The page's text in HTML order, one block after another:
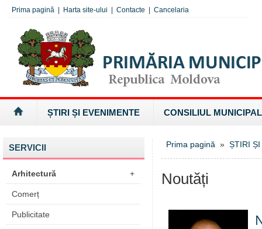
Prima pagină Harta site-ului Contacte Cancelaria
ȘTIRI ȘI EVENIMENTE CONSILIUL MUNICIPAL
SERVICII
Arhitectură +
Comerț
Publicitate
Prima pagină » ȘTIRI
Noutăți